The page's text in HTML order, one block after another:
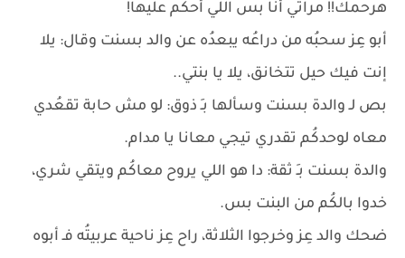
هرحمك!! مراتي أنا بس اللي أحكُم عليها!
أبو عِز سحبُه من دراعُه يبعدُه عن والد بسنت وقال: يلا
إنت فيك حيل تتخانق، يلا يا بنتي..
بص لـ والدة بسنت وسألها بـِ ذوق: لو مش حابة تقعُدي
معاه لوحدكُم تقدري تيجي معانا يا مدام.
والدة بسنت بـِ ثقة: دا هو اللي يروح معاكُم ويتقي شري،
خدوا بالكُم من البنت بس.
ضحك والد عِز وخرجوا الثلاثة، راح عِز ناحية عربيتُه فـ أبوه